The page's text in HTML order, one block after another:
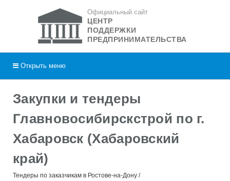
Официальный сайт
ЦЕНТР
ПОДДЕРЖКИ
ПРЕДПРИНИМАТЕЛЬСТВА
Открыть меню
Закупки и тендеры
Главновосибирскстрой по г.
Хабаровск (Хабаровский
край)
Тендеры по заказчикам в Ростове-на-Дону